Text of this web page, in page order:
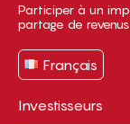
Participer à un
partage de revenus
Français
Investisseurs